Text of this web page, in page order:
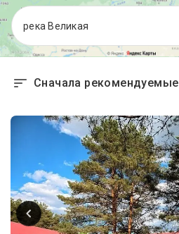
река Великая
Сначала рекомендуемые